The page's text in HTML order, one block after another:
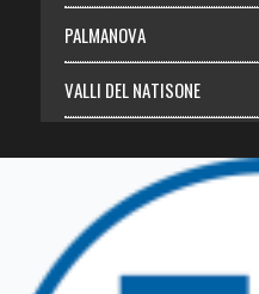
PALMANOVA
VALLI DEL NATISONE
TRICESIMO
TARCENTO